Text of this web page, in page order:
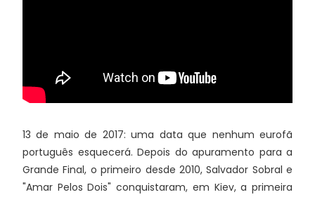
13 de maio de 2017: uma data que nenhum eurofã
português esquecerá. Depois do apuramento para a
Grande Final, o primeiro desde 2010, Salvador Sobral e
"Amar Pelos Dois" conquistaram, em Kiev, a primeira